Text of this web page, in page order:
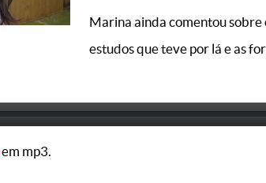
Marina ainda comentou sobre
estudos que teve por lá e as
em mp3.